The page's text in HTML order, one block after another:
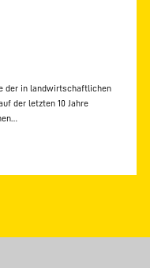
der in landwirtschaftlichen
der letzten 10 Jahre